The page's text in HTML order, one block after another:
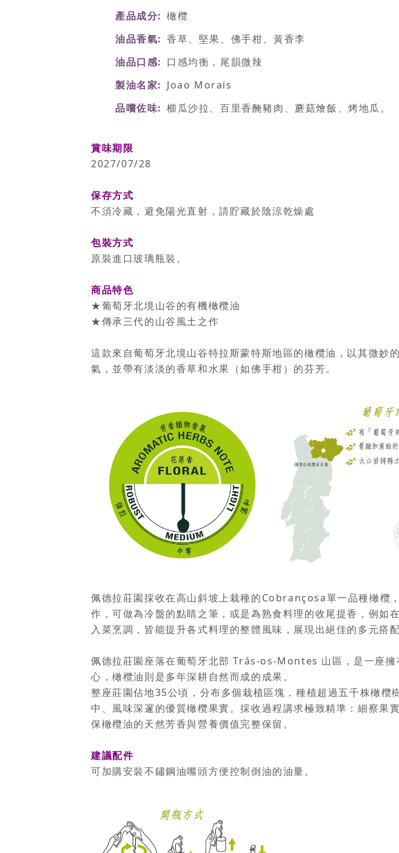
產品成分
橄欖
油品香氣
香草、堅果、佛手柑、黃香李
油品口感
口感均衡，尾韻微辣
製油名家
Joao Morais
品嚐佐味
櫛瓜沙拉、百里香醃豬肉、蘑菇燴飯、烤地瓜。
賞味期限
2027/07/28
保存方式
不須冷藏，避免陽光直射，請貯藏於陰涼乾燥處
包裝方式
原裝進口玻璃瓶裝。
商品特色
★葡萄牙北境山谷的有機橄欖油
★傳承三代的山谷風土之作
這款來自葡萄牙北境山谷特拉斯蒙特斯地區的橄欖油，以其微妙
氣，並帶有淡淡的香草和水果（如佛手柑）的芬芳。
佩德拉莊園採收在高山斜坡上栽種的Cobrançosa單一品種橄欖
作，可做為冷盤的點睛之筆，或是為熟食料理的收尾提香，例如
入菜烹調，皆能提升各式料理的整體風味，展現出絕佳的多元搭配
佩德拉莊園座落在葡萄牙北部 Trás-os-Montes 山區，是一座
心，橄欖油則是多年深耕自然而成的成果。
整座莊園佔地35公頃，分布多個栽植區塊，種植超過五千株橄
中、風味深邃的優質橄欖果實。採收過程講求極致精準：細察果
保橄欖油的天然芳香與營養價值完整保留。
建議配件
可加購安裝不鏽鋼油嘴頭方便控制倒油的油量。